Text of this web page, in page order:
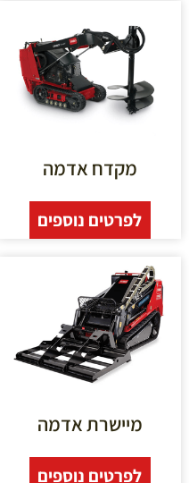
מקדח אדמה
לפרטים נוספים
מיישרת אדמה
לפרטים נוספים